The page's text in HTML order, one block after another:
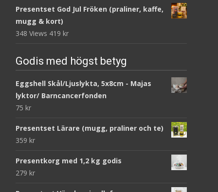
Presentset God Jul Fröken (praliner, kaffe,
mugg & kort)
348 Views 419 kr
Godis med högst betyg
Eggshell Skål/Ljuslykta, 5x8cm - Majas
lyktor/ Barncancerfonden
75 kr
Presentset Lärare (mugg, praliner och te)
359 kr
Presentkorg med 1,2 kg godis
279 kr